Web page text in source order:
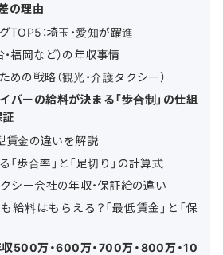
の理由
TOP5：埼玉・愛知が躍進
福岡など）の年収事情
めの戦略（観光・介護タクシー）
バーの給料が決まる「歩合制」の仕組
証
賃金の違いを解説
「歩合率」と「足切り」の計算式
シー会社の年収・保証給の違い
給料はもらえる？「最低賃金」と「保
収500万・600万・700万・800万・10